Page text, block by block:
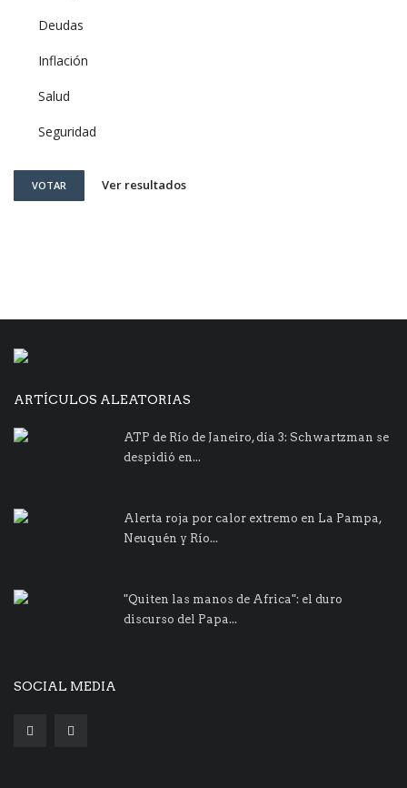
Deudas
Inflación
Salud
Seguridad
VOTAR Ver resultados
ARTÍCULOS ALEATORIAS
ATP de Río de Janeiro, día 3: Schwartzman se
despidió en...
Alerta roja por calor extremo en La Pampa,
Neuquén y Río...
"Quiten las manos de Africa": el duro
discurso del Papa...
SOCIAL MEDIA